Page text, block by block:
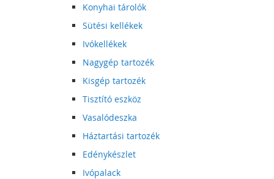
Konyhai tárolók
Sütési kellékek
Ivókellékek
Nagygép tartozék
Kisgép tartozék
Tisztító eszköz
Vasalódeszka
Háztartási tartozék
Edénykészlet
Ivópalack